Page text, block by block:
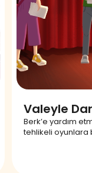
Valeyle
Berk’e yardım
tehlikeli oyunlara